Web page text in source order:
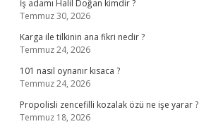
İş adamı Halil Doğan kimdir ?
Temmuz 30, 2026
Karga ile tilkinin ana fikri nedir ?
Temmuz 24, 2026
101 nasıl oynanır kısaca ?
Temmuz 24, 2026
Propolisli zencefilli kozalak özü ne işe yarar ?
Temmuz 18, 2026